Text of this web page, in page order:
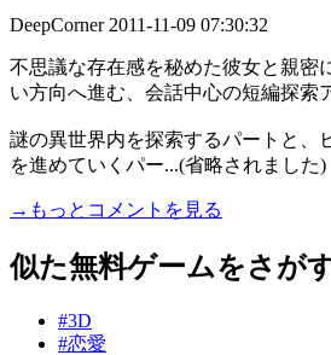
DeepCorner 2011-11-09 07:30:32
不思議な存在感を秘めた彼女と親密
い方向へ進む、会話中心の短編探索
謎の異世界内を探索するパートと、
を進めていくパー...(省略されました)
→もっとコメントを見る
似た無料ゲームをさが
#3D
#恋愛